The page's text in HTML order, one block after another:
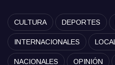
CULTURA DEPORTES
INTERNACIONALES LOCAL
NACIONALES OPINIÓN